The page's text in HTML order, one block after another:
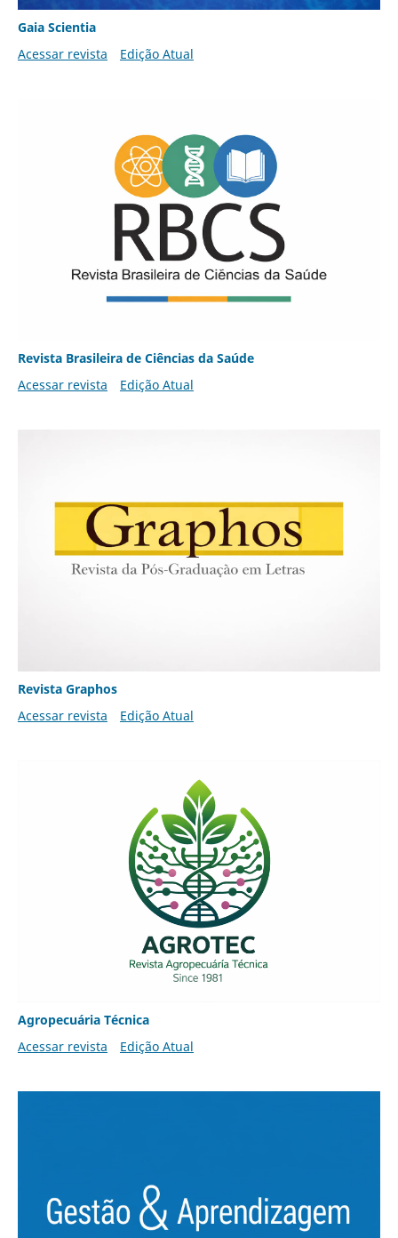
Gaia Scientia
Acessar revista
Edição Atual
Revista Brasileira de Ciências da Saúde
Acessar revista
Edição Atual
Revista Graphos
Acessar revista
Edição Atual
Agropecuária Técnica
Acessar revista
Edição Atual